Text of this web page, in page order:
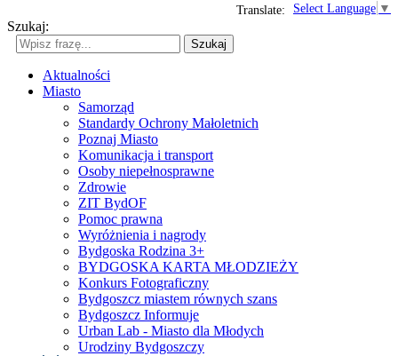
Select Language ▼
Translate:
Szukaj:
Szukaj
Aktualności
Miasto
Samorząd
Standardy Ochrony Małoletnich
Poznaj Miasto
Komunikacja i transport
Osoby niepełnosprawne
Zdrowie
ZIT BydOF
Pomoc prawna
Wyróżnienia i nagrody
Bydgoska Rodzina 3+
BYDGOSKA KARTA MŁODZIEŻY
Konkurs Fotograficzny
Bydgoszcz miastem równych szans
Bydgoszcz Informuje
Urban Lab - Miasto dla Młodych
Urodziny Bydgoszczy